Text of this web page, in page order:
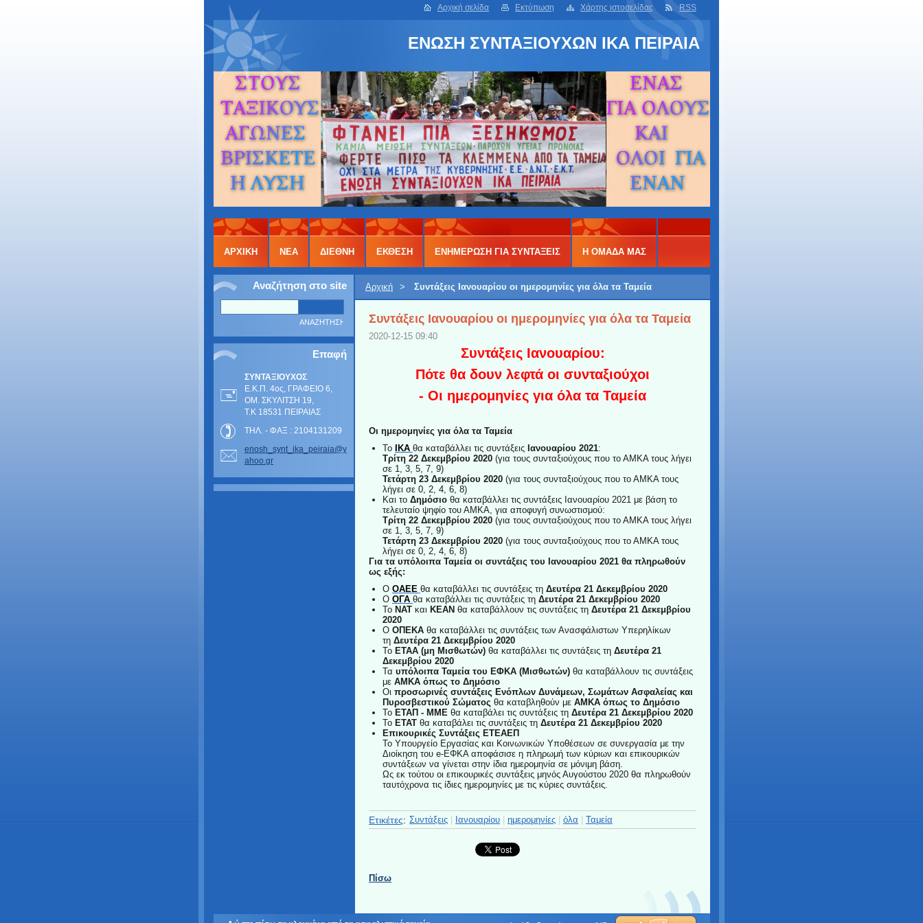
Αρχική σελίδα Εκτύπωση Χάρτης ιστοσελίδας RSS
ΕΝΩΣΗ ΣΥΝΤΑΞΙΟΥΧΩΝ ΙΚΑ ΠΕΙΡΑΙΑ
Αναζήτηση στο site
Επαφή
ΣΥΝΤΑΞΙΟΥΧΟΣ
Ε.Κ.Π. 4ος, ΓΡΑΦΕΙΟ 6,
ΟΜ. ΣΚΥΛΙΤΣΗ 19,
Τ.Κ 18531 ΠΕΙΡΑΙΑΣ
ΤΗΛ. - ΦΑΞ : 2104131209
enosh_synt_ika_peiraia@y
ahoo.gr
Αρχική > Συντάξεις Ιανουαρίου οι ημερομηνίες για όλα τα Ταμεία
Συντάξεις Ιανουαρίου οι ημερομηνίες για όλα τα Ταμεία
2020-12-15 09:40
Συντάξεις Ιανουαρίου:
Πότε θα δουν λεφτά οι συνταξιούχοι
- Οι ημερομηνίες για όλα τα Ταμεία
Oι ημερομηνίες για όλα τα Ταμεία
Το
ΙΚΑ θα καταβάλλει τις συντάξεις Ιανουαρίου 2021:
Τρίτη 22 Δεκεμβρίου 2020 (για τους συνταξιούχους που το ΑΜΚΑ τους λήγει
σε 1, 3, 5, 7, 9)
Τετάρτη 23 Δεκεμβρίου 2020 (για τους συνταξιούχους που το ΑΜΚΑ τους
λήγει σε 0, 2, 4, 6, 8)
Και το Δημόσιο θα καταβάλλει τις συντάξεις Ιανουαρίου 2021 με βάση το
τελευταίο ψηφίο του ΑΜΚΑ, για αποφυγή συνωστισμού:
Τρίτη 22 Δεκεμβρίου 2020 (για τους συνταξιούχους που το ΑΜΚΑ τους λήγει
σε 1, 3, 5, 7, 9)
Τετάρτη 23 Δεκεμβρίου 2020 (για τους συνταξιούχους που το ΑΜΚΑ τους
λήγει σε 0, 2, 4, 6, 8)
Για τα υπόλοιπα Ταμεία οι συντάξεις του Ιανουαρίου 2021 θα πληρωθούν
ως εξής:
Ο ΟΑΕΕ θα καταβάλλει τις συντάξεις τη Δευτέρα 21 Δεκεμβρίου 2020
Ο ΟΓΑ θα καταβάλλει τις συντάξεις τη Δευτέρα 21 Δεκεμβρίου 2020
Το ΝΑΤ και ΚΕΑΝ θα καταβάλλουν τις συντάξεις τη Δευτέρα 21 Δεκεμβρίου
2020
Ο ΟΠΕΚΑ θα καταβάλλει τις συντάξεις των Ανασφάλιστων Υπερηλίκων
τη Δευτέρα 21 Δεκεμβρίου 2020
Το ΕΤΑΑ (μη Μισθωτών) θα καταβάλλει τις συντάξεις τη Δευτέρα 21
Δεκεμβρίου 2020
Τα υπόλοιπα Ταμεία του ΕΦΚΑ (Μισθωτών) θα καταβάλλουν τις συντάξεις
με ΑΜΚΑ όπως το Δημόσιο
Οι προσωρινές συντάξεις Ενόπλων Δυνάμεων, Σωμάτων Ασφαλείας και
Πυροσβεστικού Σώματος θα καταβληθούν με ΑΜΚΑ όπως το Δημόσιο
Το ΕΤΑΠ - ΜΜΕ θα καταβάλει τις συντάξεις τη Δευτέρα 21 Δεκεμβρίου 2020
Το ΕΤΑΤ θα καταβάλει τις συντάξεις τη Δευτέρα 21 Δεκεμβρίου 2020
Επικουρικές Συντάξεις ΕΤΕΑΕΠ
Το Υπουργείο Εργασίας και Κοινωνικών Υποθέσεων σε συνεργασία με την
Διοίκηση του e-ΕΦΚΑ αποφάσισε η πληρωμή των κύριων και επικουρικών
συντάξεων να γίνεται στην ίδια ημερομηνία σε μόνιμη βάση.
Ως εκ τούτου οι επικουρικές συντάξεις μηνός Αυγούστου 2020 θα πληρωθούν
ταυτόχρονα τις ίδιες ημερομηνίες με τις κύριες συντάξεις.
Ετικέτες: Συντάξεις Ιανουαρίου ημερομηνίες όλα Ταμεία
Πίσω
ΑΡΧΙΚΉ ΝΕΑ ΔΙΕΘΝΗ ΕΚΘΕΣΗ ΕΝΗΜΕΡΩΣΗ ΓΙΑ ΣΥΝΤΑΞΕΙΣ Η ΟΜΑΔΑ ΜΑΣ